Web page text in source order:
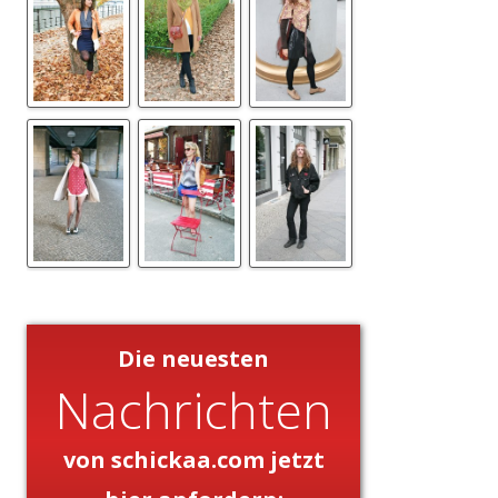
Die neuesten
Nachrichten
von schickaa.com jetzt